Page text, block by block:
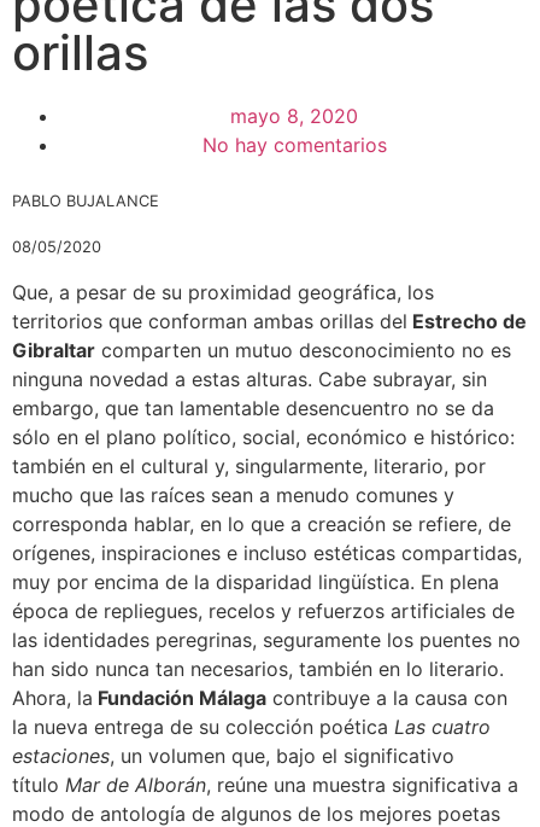
orillas
mayo 8, 2020
No hay comentarios
PABLO BUJALANCE
08/05/2020
Que, a pesar de su proximidad geográfica, los
territorios que conforman ambas orillas del Estrecho de
Gibraltar comparten un mutuo desconocimiento no es
ninguna novedad a estas alturas. Cabe subrayar, sin
embargo, que tan lamentable desencuentro no se da
sólo en el plano político, social, económico e histórico:
también en el cultural y, singularmente, literario, por
mucho que las raíces sean a menudo comunes y
corresponda hablar, en lo que a creación se refiere, de
orígenes, inspiraciones e incluso estéticas compartidas,
muy por encima de la disparidad lingüística. En plena
época de repliegues, recelos y refuerzos artificiales de
las identidades peregrinas, seguramente los puentes no
han sido nunca tan necesarios, también en lo literario.
Ahora, la Fundación Málaga contribuye a la causa con
la nueva entrega de su colección poética Las cuatro
estaciones, un volumen que, bajo el significativo
título Mar de Alborán, reúne una muestra significativa a
modo de antología de algunos de los mejores poetas